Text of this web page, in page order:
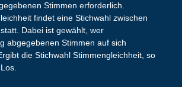
Stimmen erforderlich.
findet eine Stichwahl zwischen
Dabei ist gewählt, wer
abgegebenen Stimmen auf sich
die Stichwahl Stimmengleichheit, so